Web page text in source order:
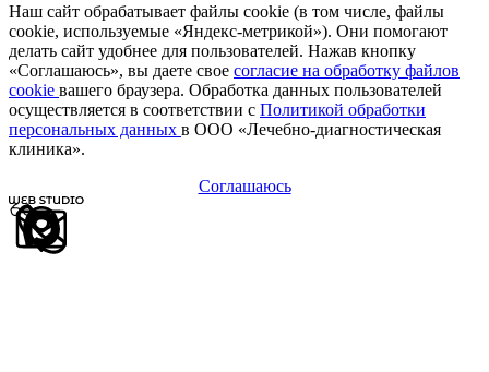
Наш сайт обрабатывает файлы cookie (в том числе, файлы
cookie, используемые «Яндекс-метрикой»). Они помогают
делать сайт удобнее для пользователей. Нажав кнопку
«Соглашаюсь», вы даете свое согласие на обработку файлов
cookie вашего браузера. Обработка данных пользователей
осуществляется в соответствии с Политикой обработки
персональных данных в ООО «Лечебно-диагностическая
клиника».
Соглашаюсь